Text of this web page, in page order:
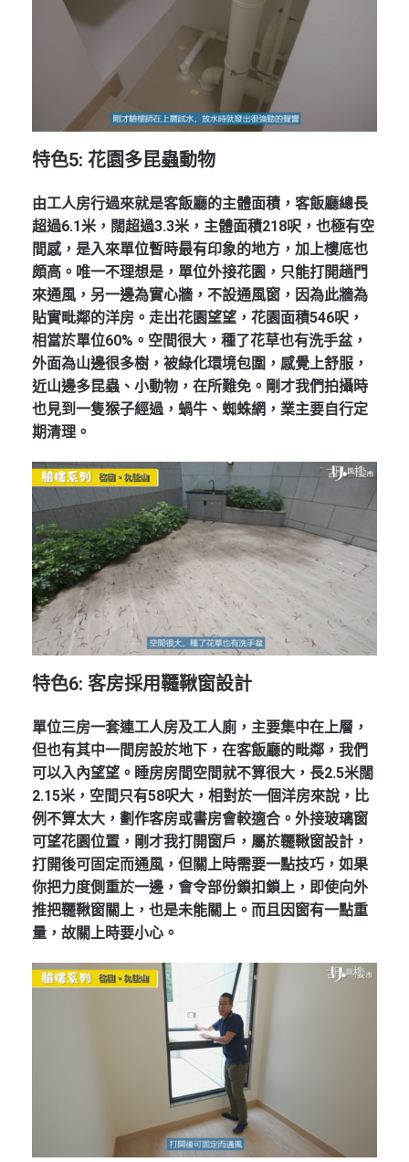
特色5: 花園多昆蟲動物
由工人房行過來就是客飯廳的主體面積，客飯廳總長
超過6.1米，闊超過3.3米，主體面積218呎，也極有空
間感，是入來單位暫時最有印象的地方，加上樓底也
頗高。唯一不理想是，單位外接花園，只能打開趟門
來通風，另一邊為實心牆，不設通風窗，因為此牆為
貼實毗鄰的洋房。走出花園望望，花園面積546呎，
相當於單位60%。空間很大，種了花草也有洗手盆，
外面為山邊很多樹，被綠化環境包圍，感覺上舒服，
近山邊多昆蟲、小動物，在所難免。剛才我們拍攝時
也見到一隻猴子經過，蝸牛、蜘蛛網，業主要自行定
期清理。
特色6: 客房採用韆鞦窗設計
單位三房一套連工人房及工人廁，主要集中在上層，
但也有其中一間房設於地下，在客飯廳的毗鄰，我們
可以入內望望。睡房房間空間就不算很大，長2.5米闊
2.15米，空間只有58呎大，相對於一個洋房來說，比
例不算太大，劃作客房或書房會較適合。外接玻璃窗
可望花園位置，剛才我打開窗戶，屬於韆鞦窗設計，
打開後可固定而通風，但關上時需要一點技巧，如果
你把力度側重於一邊，會令部份鎖扣鎖上，即使向外
推把韆鞦窗關上，也是未能關上。而且因窗有一點重
量，故關上時要小心。